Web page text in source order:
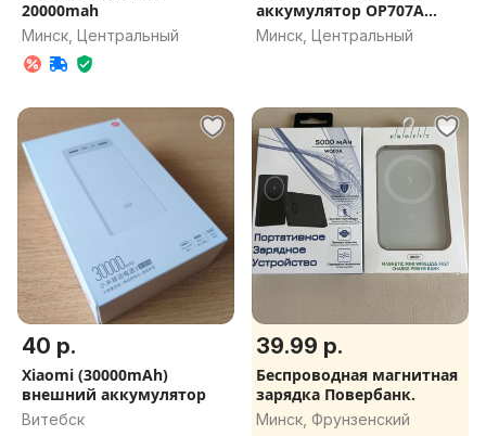
20000mah
Минск, Центральный
аккумулятор OP707A
30000mah
Минск, Центральный
40 р.
Xiaomi (30000mAh)
внешний аккумулятор
Витебск
39.99 р.
Беспроводная магнитная
зарядка Повербанк.
Минск, Фрунзенский